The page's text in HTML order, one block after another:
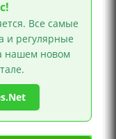
Все самые
и регулярные
нашем новом